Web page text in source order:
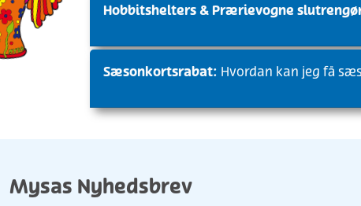
Hobbitshelters & Prærievogne
Sæsonkortsrabat: Hvordan kan jeg få
Mysas Nyhedsbrev